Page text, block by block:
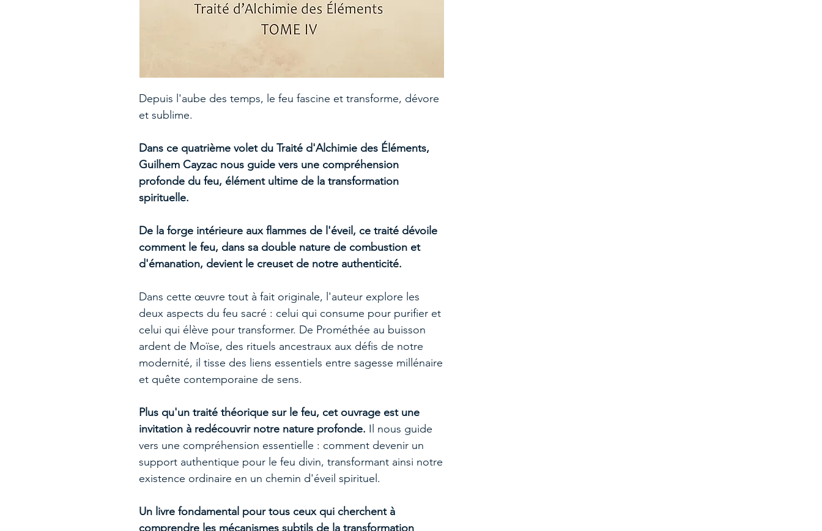
Depuis l'aube des temps, le feu fascine et transforme, dévore
et sublime.
Dans ce quatrième volet du Traité d'Alchimie des Éléments,
Guilhem Cayzac nous guide vers une compréhension
profonde du feu, élément ultime de la transformation
spirituelle.
De la forge intérieure aux flammes de l'éveil, ce traité dévoile
comment le feu, dans sa double nature de combustion et
d'émanation, devient le creuset de notre authenticité.
Dans cette œuvre tout à fait originale, l'auteur explore les
deux aspects du feu sacré : celui qui consume pour purifier et
celui qui élève pour transformer. De Prométhée au buisson
ardent de Moïse, des rituels ancestraux aux défis de notre
modernité, il tisse des liens essentiels entre sagesse millénaire
et quête contemporaine de sens.
Plus qu'un traité théorique sur le feu, cet ouvrage est une
invitation à redécouvrir notre nature profonde. Il nous guide
vers une compréhension essentielle : comment devenir un
support authentique pour le feu divin, transformant ainsi notre
existence ordinaire en un chemin d'éveil spirituel.
Un livre fondamental pour tous ceux qui cherchent à
comprendre les mécanismes subtils de la transformation